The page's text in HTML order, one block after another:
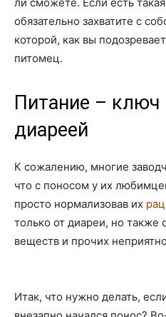
обязательно захватите с
которой, как вы
питомец.
Питание – ключ
диареей
К сожалению, многие
что с поносом у их
просто нормализовав их
только от диареи, но
веществ и прочих
Итак, что нужно делать,